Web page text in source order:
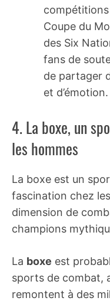
Coupe du
des Six
fans de
de partager
et d’émotion.
4. La boxe, un
les hommes
La boxe est un
fascination chez
dimension de
champions
La boxe est
sports de combat,
remontent à des